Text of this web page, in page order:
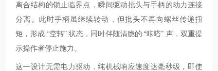
离合结构的锁止临界点，瞬间驱动批头与手柄的动力连接
分离。此时手柄虽继续转动，但批头不再向螺丝传递扭
矩，形成 “空转" 状态，同时伴随清脆的 “咔嗒" 声，双重提
示操作者停止施力。
这一设计无需电力驱动，纯机械响应速度达毫秒级，即使